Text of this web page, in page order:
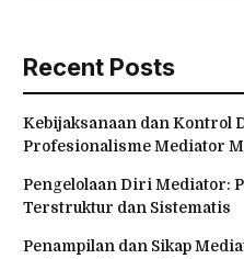
Recent Posts
Kebijaksanaan dan Kontrol
Profesionalisme Mediator
Pengelolaan Diri Mediator:
Terstruktur dan Sistematis
Penampilan dan Sikap